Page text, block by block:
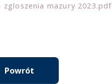
zgloszenia mazury 2023.pdf
Powrót